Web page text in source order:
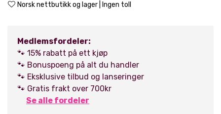
Norsk nettbutikk og lager | Ingen toll
Medlemsfordeler:
🐾 15% rabatt på ett kjøp
🐾 Bonuspoeng på alt du handler
🐾 Eksklusive tilbud og lanseringer
🐾 Gratis frakt over 700kr
Se alle fordeler